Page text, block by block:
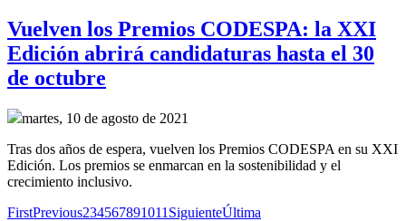
Vuelven los Premios CODESPA: la XXI
Edición abrirá candidaturas hasta el 30
de octubre
martes, 10 de agosto de 2021
Tras dos años de espera, vuelven los Premios CODESPA en su XXI
Edición. Los premios se enmarcan en la sostenibilidad y el
crecimiento inclusivo.
FirstPrevious234567891011 SiguienteÚltima